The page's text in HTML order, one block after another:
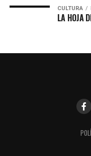
CULTURA
LA HOJA